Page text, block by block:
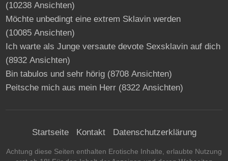
(10238 Ansichten)
Möchte unbedingt eine extrem Sklavin werden
(10085 Ansichten)
Ich warte als Junge versaute devote Sexsklavin auf dich
(8932 Ansichten)
Bin tabulos und sehr hörig(8708 Ansichten)
Peitsche mich aus mein Herr(8322 Ansichten)
Startseite Kontakt Datenschutzerklärung
Achtung diese Seiten enthalten Erotische Inhalte, erlaubte Nutzung